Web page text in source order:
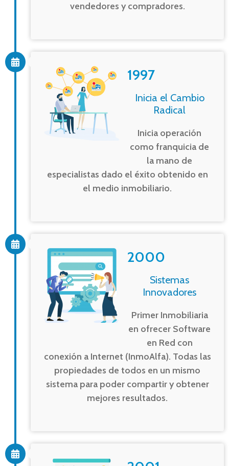
vendedores y compradores.
1997
Inicia el Cambio
Radical
Inicia operación
como franquicia de
la mano de
especialistas dado el éxito obtenido en
el medio inmobiliario.
2000
Sistemas
Innovadores
Primer Inmobiliaria
en ofrecer Software
en Red con
conexión a Internet (InmoAlfa). Todas las
propiedades de todos en un mismo
sistema para poder compartir y obtener
mejores resultados.